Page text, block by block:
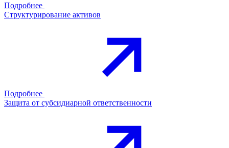
Подробнее
Структурирование активов
Подробнее
Защита от субсидиарной ответственности